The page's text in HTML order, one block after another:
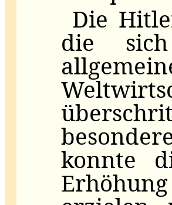
Die
die
konnte